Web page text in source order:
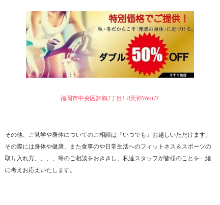
福岡市中央区舞鶴2丁目1-8天神West7F
その他、ご見学や身体についてのご相談は『いつでも』お越しいただけます。
その際には身体や健康、また食事のや日常生活へのフィットネス＆スポーツの
取り入れ方、、、、等のご相談をおききし、私達スタッフが皆様のことを一緒
に考えお応えいたします。